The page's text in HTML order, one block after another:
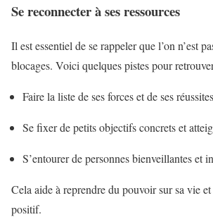
Se reconnecter à ses ressources
Il est essentiel de se rappeler que l’on n’est
blocages. Voici quelques pistes pour
Faire la liste de ses forces et de ses
Se fixer de petits objectifs concrets et
S’entourer de personnes bienveillantes et
Cela aide à reprendre du pouvoir sur sa vie
positif.